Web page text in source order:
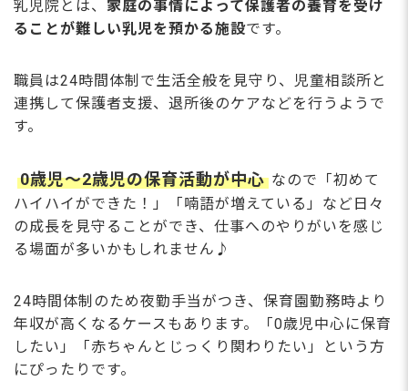
乳児院とは、 家庭の事情によって保護者の養育を受け
ることが難しい乳児を預かる施設です。
職員は24時間体制で生活全般を見守り、児童相談所と
連携して保護者支援、退所後のケアなどを行うようで
す。
0歳児～2歳児の保育活動が中心 なので「初めて
ハイハイができた！」「喃語が増えている」など日々
の成長を見守ることができ、仕事へのやりがいを感じ
る場面が多いかもしれません♪
24時間体制のため夜勤手当がつき、保育園勤務時より
年収が高くなるケースもあります。「0歳児中心に保育
したい」「赤ちゃんとじっくり関わりたい」という方
にぴったりです。